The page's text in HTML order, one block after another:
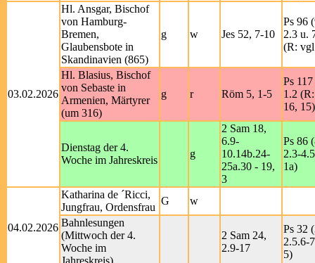
03.02.2026
Hl. Ansgar, Bischof
von Hamburg-
Bremen,
Glaubensbote in
Skandinavien (865)
g w Jes 52, 7-10
Ps 96
2.3 u.
(R:
Hl. Blasius, Bischof
von Sebaste in
Armenien, Märtyrer
(um 316)
g r Röm 5, 1-5
Ps
1.2
16, 15)
Dienstag der 4.
Woche im Jahreskreis
g
2 Sam 18,
6.9-
10.14b.24-
25a.30 - 19,
3
Ps 86
2.3-
1a)
04.02.2026
Katharina de ´Ricci,
Jungfrau, Ordensfrau
G
w
Bahnlesungen
(Mittwoch der 4.
Woche im
Jahreskreis)
2 Sam 24,
2.9-17
Ps 32
2.5.6-
5)